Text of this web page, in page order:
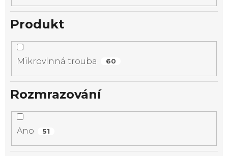
Produkt
Mikrovlnná trouba 60
Rozmrazování
Ano 51